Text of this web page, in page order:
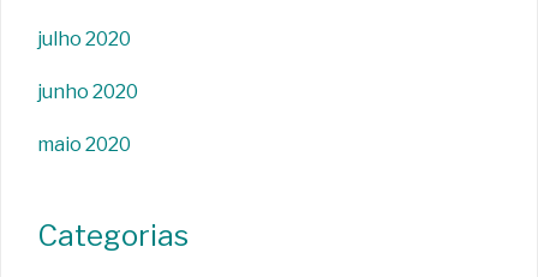
julho 2020
junho 2020
maio 2020
Categorias